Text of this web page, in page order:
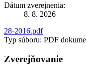
Dátum zverejnenia:
8. 8. 2026
28-2016.pdf
Typ súboru: PDF
Zverejňovanie